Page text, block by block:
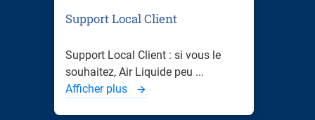
Support Local Client
Support Local Client : si vous le
souhaitez, Air Liquide peu ...
Afficher plus